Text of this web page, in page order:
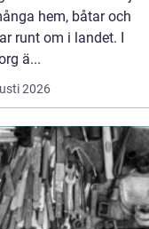
hem, båtar och
runt om i landet. I
ä...
2026